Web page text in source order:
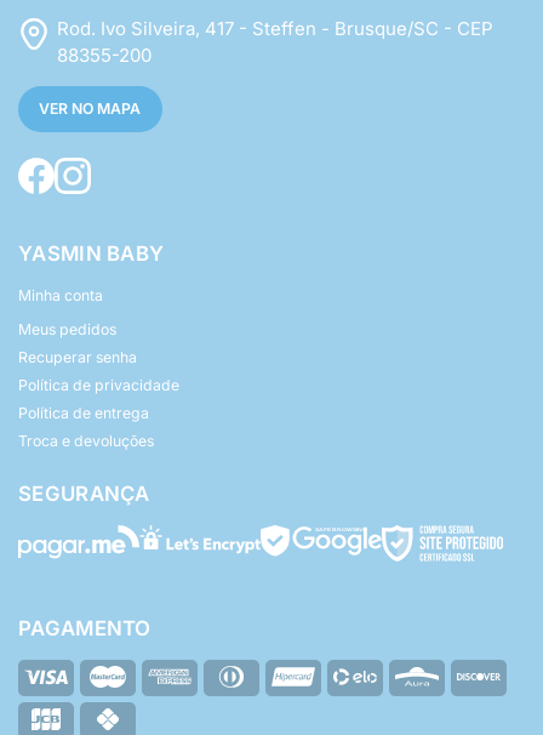
Rod. Ivo Silveira, 417 - Steffen - Brusque/SC - CEP
88355-200
VER NO MAPA
YASMIN BABY
Minha conta
Meus pedidos
Recuperar senha
Política de privacidade
Política de entrega
Troca e devoluções
SEGURANÇA
PAGAMENTO